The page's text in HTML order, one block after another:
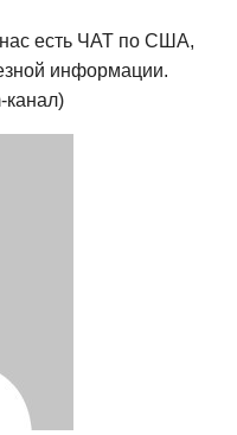
есть ЧАТ по США,
информации.
канал)